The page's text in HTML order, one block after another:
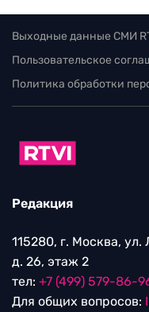
Выходные данные СМИ
Пользовательское
Политика обработки
Редакция
115280, г. Москва,
д. 26, этаж 2
тел: +7 (499) 579-86-
Для общих вопросов: